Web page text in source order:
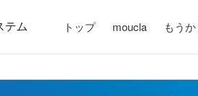
テム トップ moucla もう